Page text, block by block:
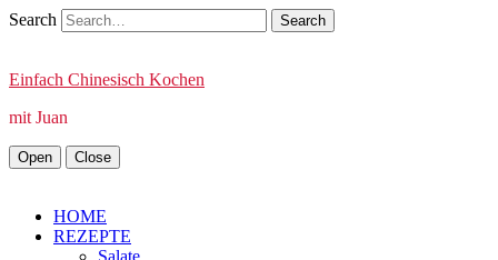
Search
Einfach Chinesisch Kochen
mit Juan
Open Close
HOME
REZEPTE
Salate